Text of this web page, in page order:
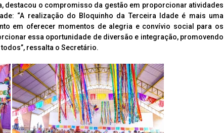
destacou o compromisso da gestão em proporcionar atividades
“A realização do Bloquinho da Terceira Idade é mais uma
em oferecer momentos de alegria e convívio social para os
essa oportunidade de diversão e integração, promovendo
ressalta o Secretário.